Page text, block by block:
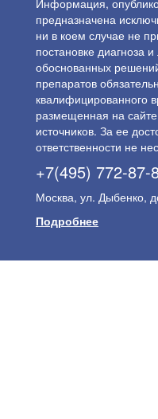
Информация,
предназначена
ни в коем случае не
постановке диагноза
обоснованных
препаратов
квалифицированного
размещенная на
источников. За ее
ответственности не
+7(495) 772-87-
Москва, ул. Дыбенко,
Подробнее